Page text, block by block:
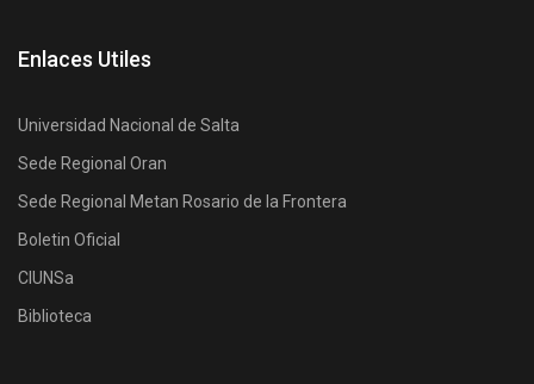
Enlaces Utiles
Universidad Nacional de Salta
Sede Regional Oran
Sede Regional Metan Rosario de la Frontera
Boletin Oficial
CIUNSa
Biblioteca